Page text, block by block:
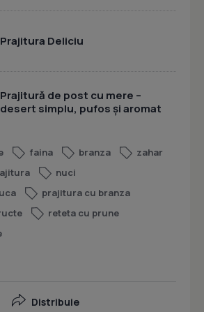
Prajitura Deliciu
Prajitură de post cu mere –
desert simplu, pufos și aromat
faina branza
zahar
nuci
prajitura cu branza
reteta cu prune
Distribuie